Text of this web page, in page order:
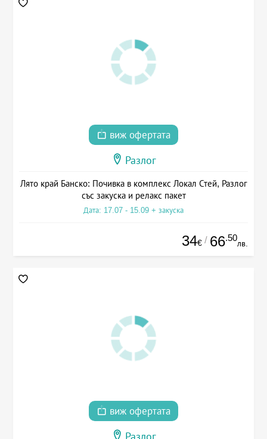
виж офертата
Разлог
Лято край Банско: Почивка в комплекс Локал Стей, Разлог
със закуска и релакс пакет
Дата: 17.07 - 15.09 + закуска
34€ / 66.50
лв.
виж офертата
Разлог